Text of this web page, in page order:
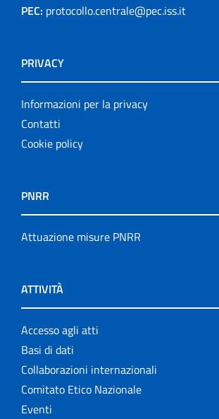
PEC: protocollo.centrale@pec.iss.it
PRIVACY
Informazioni per la privacy
Contatti
Cookie policy
PNRR
Attuazione misure PNRR
ATTIVITÀ
Accesso agli atti
Basi di dati
Collaborazioni internazionali
Comitato Etico Nazionale
Eventi